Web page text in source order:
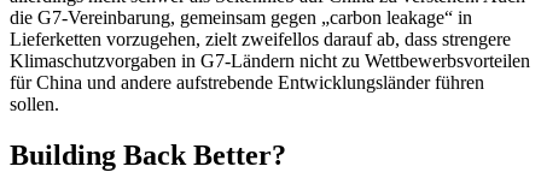
die G7-Vereinbarung, gemeinsam gegen „carbon leakage“ in
Lieferketten vorzugehen, zielt zweifellos darauf ab, dass strengere
Klimaschutzvorgaben in G7-Ländern nicht zu Wettbewerbsvorteilen
für China und andere aufstrebende Entwicklungsländer führen
sollen.
Building Back Better?